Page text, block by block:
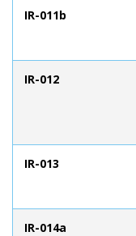
IR-011b
IR-012
IR-013
IR-014a